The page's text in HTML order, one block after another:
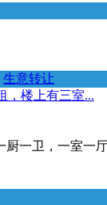
生意转让
，楼上有三室...
一卫，一室